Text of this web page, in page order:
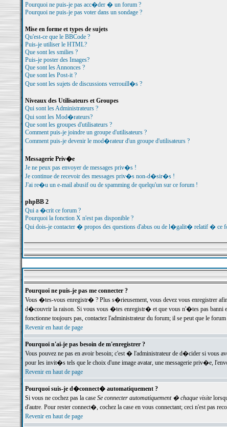
Pourquoi ne puis-je pas acc�der � un forum ?
Pourquoi ne puis-je pas voter dans un sondage ?
Mise en forme et types de sujets
Qu'est-ce que le BBCode ?
Puis-je utiliser le HTML?
Que sont les smilies ?
Puis-je poster des Images?
Que sont les Annonces ?
Que sont les Post-it ?
Que sont les sujets de discussions verrouill�s ?
Niveaux des Utilisateurs et Groupes
Qui sont les Administrateurs ?
Qui sont les Mod�rateurs?
Que sont les groupes d'utilisateurs ?
Comment puis-je joindre un groupe d'utilisateurs ?
Comment puis-je devenir le mod�rateur d'un groupe d'utilisateurs ?
Messagerie Priv�e
Je ne peux pas envoyer de messages priv�s !
Je continue de recevoir des messages priv�s non-d�sir�s !
J'ai re�u un e-mail abusif ou de spamming de quelqu'un sur ce forum !
phpBB 2
Qui a �crit ce forum ?
Pourquoi la fonction X n'est pas disponible ?
Qui dois-je contacter � propos des questions d'abus ou de l�galit� relatif � ce
Pourquoi ne puis-je pas me connecter ?
Vous �tes-vous enregistr� ? Plus s�rieusement, vous devez vous enregistrer
d�couvrir la raison. Si vous vous �tes enregistr� et que vous n'�tes pas banni
fonctionne toujours pas, contactez l'administrateur du forum; il se peut que le
Revenir en haut de page
Pourquoi n'ai-je pas besoin de m'enregistrer ?
Vous pouvez ne pas en avoir besoin; c'est � l'administrateur de d�cider si vous
pour les invit�s tels que le choix d'une image avatar, une messagerie priv�e,
Revenir en haut de page
Pourquoi suis-je d�connect� automatiquement ?
Si vous ne cochez pas la case Se connecter automatiquement � chaque visite
d'autre. Pour rester connect�, cochez la case en vous connectant; ceci n'est
Revenir en haut de page